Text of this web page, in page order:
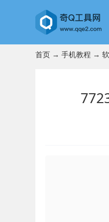
首页 → 手机教程 →